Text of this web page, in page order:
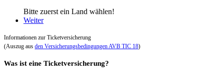
Bitte zuerst ein Land wählen!
Weiter
Informationen zur Ticketversicherung
(Auszug aus den Versicherungsbedingungen AVB TIC 18)
Was ist eine Ticketversicherung?